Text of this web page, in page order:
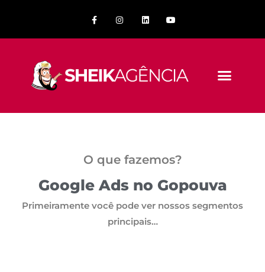
O que fazemos?
Google Ads no Gopouva
Primeiramente você pode ver nossos segmentos
principais…